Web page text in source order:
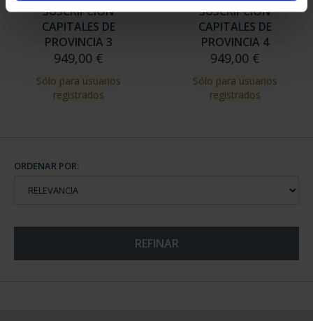
SUSCRIPCIÓN
CAPITALES DE
PROVINCIA 3
949,00 €
Sólo para usuarios
registrados
SUSCRIPCIÓN
CAPITALES DE
PROVINCIA 4
949,00 €
Sólo para usuarios
registrados
ORDENAR POR:
REFINAR